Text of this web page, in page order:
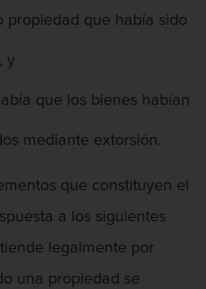
de auto
propiedad que había sido
y
que los bienes habían
mediante extorsión.
que constituyen el
a los siguientes
legalmente por
una propiedad se